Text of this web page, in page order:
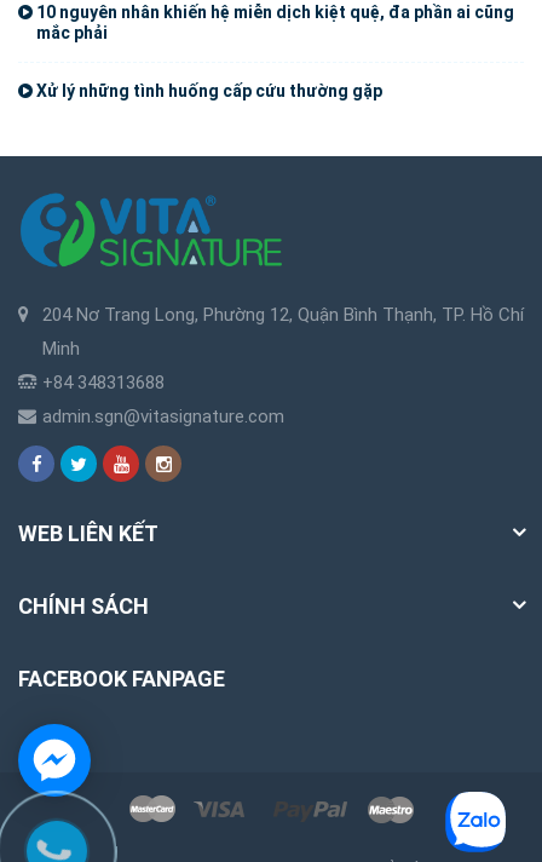
10 nguyên nhân khiến hệ miễn dịch kiệt quệ, đa phần ai cũng
mắc phải
Xử lý những tình huống cấp cứu thường gặp
204 Nơ Trang Long, Phường 12, Quận Bình Thạnh, TP. Hồ Chí
Minh
+84 348313688
admin.sgn@vitasignature.com
WEB LIÊN KẾT
CHÍNH SÁCH
FACEBOOK FANPAGE